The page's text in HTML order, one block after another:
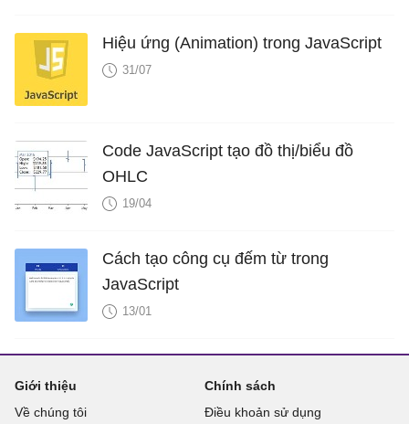
Hiệu ứng (Animation) trong JavaScript
31/07
Code JavaScript tạo đồ thị/biểu đồ
OHLC
19/04
Cách tạo công cụ đếm từ trong
JavaScript
13/01
Giới thiệu
Về chúng tôi
Chính sách
Điều khoản sử dụng